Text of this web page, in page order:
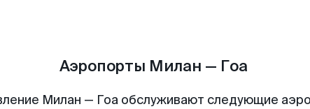
Аэропорты Милан — Гоа
Милан — Гоа обслуживают следующие